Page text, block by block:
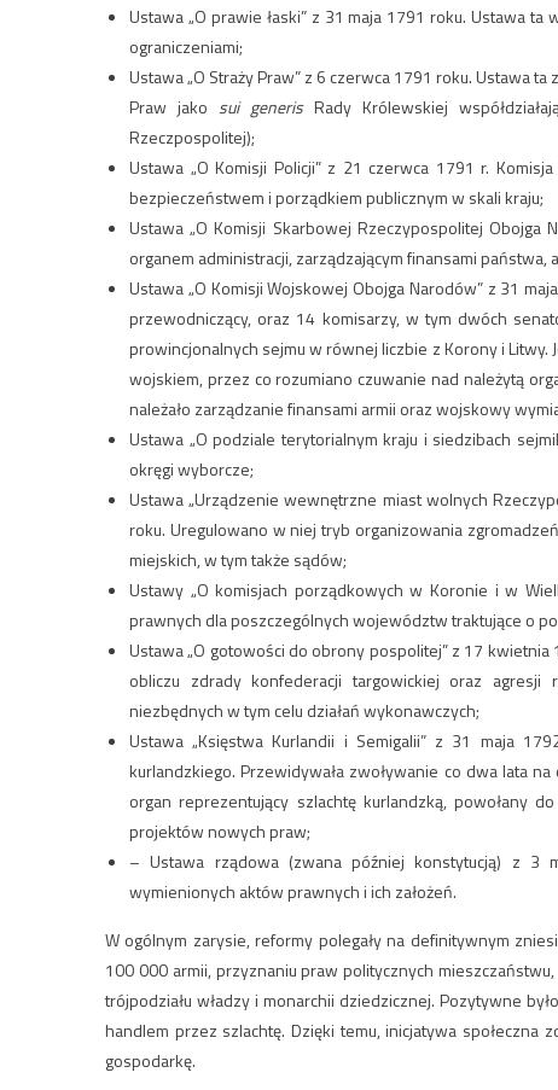
Ustawa „O prawie łaski” z 31 maja 1791 roku. Ustawa ta
ograniczeniami;
Ustawa „O Straży Praw” z 6 czerwca 1791 roku. Ustawa
Praw jako sui generisRady Królewskiej
Rzeczpospolitej);
Ustawa „O Komisji Policji” z 21 czerwca 1791 r.
bezpieczeństwem i porządkiem publicznym w skali kraju;
Ustawa „O Komisji Skarbowej Rzeczypospolitej Obojga
organem administracji, zarządzającym finansami
Ustawa „O Komisji Wojskowej Obojga Narodów” z 31
przewodniczący, oraz 14 komisarzy, w tym dwóch
prowincjonalnych sejmu w równej liczbie z Korony i Litwy.
wojskiem, przez co rozumiano czuwanie nad należytą
należało zarządzanie finansami armii oraz wojskowy
Ustawa „O podziale terytorialnym kraju i siedzibach
okręgi wyborcze;
Ustawa „Urządzenie wewnętrzne miast wolnych
roku. Uregulowano w niej tryb organizowania
miejskich, w tym także sądów;
Ustawy „O komisjach porządkowych w Koronie i w
prawnych dla poszczególnych województw traktujące o
Ustawa „O gotowości do obrony pospolitej” z 17
obliczu zdrady konfederacji targowickiej oraz agresji
niezbędnych w tym celu działań wykonawczych;
Ustawa „Księstwa Kurlandii i Semigalii” z 31 maja
kurlandzkiego. Przewidywała zwoływanie co dwa lata
organ reprezentujący szlachtę kurlandzką, powołany
projektów nowych praw;
– Ustawa rządowa (zwana później konstytucją) z 3
wymienionych aktów prawnych i ich założeń.
W ogólnym zarysie, reformy polegały na definitywnym
100 000 armii, przyznaniu praw politycznych
trójpodziału władzy i monarchii dziedzicznej. Pozytywne
handlem przez szlachtę. Dzięki temu, inicjatywa społeczna
gospodarkę.